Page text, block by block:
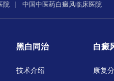
院 中国中医药白癜风临床医院
黑白同治
技术介绍
白癜
康复